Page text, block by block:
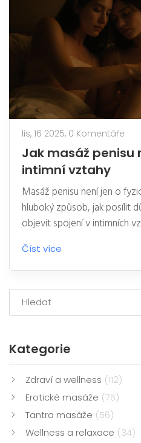
lis, 16 2025, 0 Komentáře
Jak masáž penisu
intimní vztahy
Masáž penisu není jen o
hluboký způsob, jak posílit
objevit spojení v intimních
dotek může změnit váš vztah.
Číst více
Kategorie
Zdraví a wellness (112)
Erotické masáže (76)
Tantra masáže (56)
Wellness a relaxace (34)